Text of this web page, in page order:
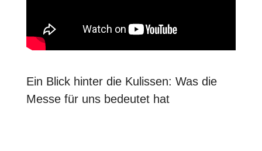
Ein Blick hinter die Kulissen: Was die
Messe für uns bedeutet hat